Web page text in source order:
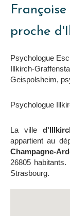
proche
Psychologue
Illkirch-
Geispolsheim,
Psychologue
La ville
appartient au
Champagne-
26805
Strasbourg.